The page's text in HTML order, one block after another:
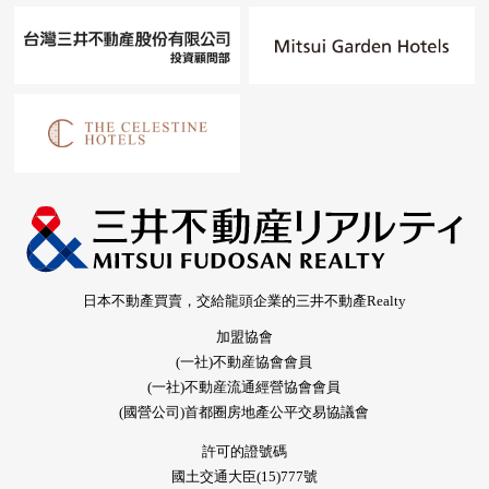
日本不動產買賣，交給龍頭企業的三井不動產Realty
加盟協會
(一社)不動産協會會員
(一社)不動産流通經營協會會員
(國營公司)首都圈房地產公平交易協議會
許可的證號碼
國土交通大臣(15)777號